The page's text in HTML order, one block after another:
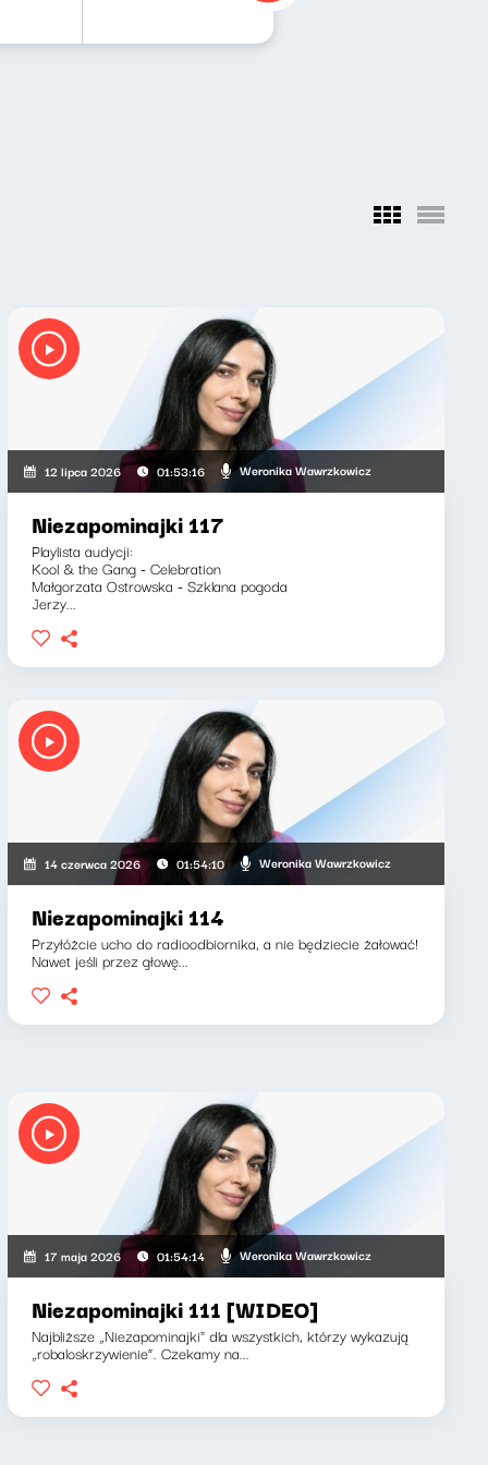
12 lipca 2026 01:53:16 Weronika Wawrzkowicz
Niezapominajki 117
Playlista audycji:
Kool & the Gang - Celebration
Małgorzata Ostrowska - Szklana pogoda
Jerzy...
14 czerwca 2026 01:54:10 Weronika Wawrzkowicz
Niezapominajki 114
Przyłóżcie ucho do radioodbiornika, a nie będziecie żałować!
Nawet jeśli przez głowę...
17 maja 2026 01:54:14 Weronika Wawrzkowicz
Niezapominajki 111 [WIDEO]
Najbliższe „Niezapominajki" dla wszystkich, którzy wykazują
„robaloskrzywienie”. Czekamy na...